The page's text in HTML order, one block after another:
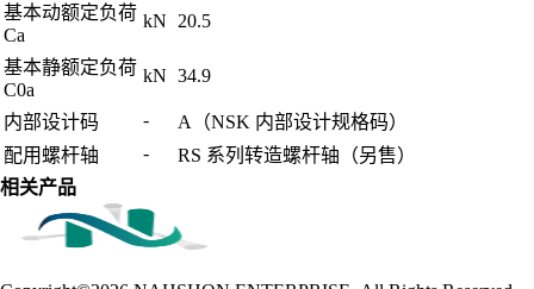
基本动额定负荷
Ca
kN 20.5
基本静额定负荷
C0a
kN 34.9
内部设计码 -
A（NSK 内部设计规格码）
配用螺杆轴
-
RS 系列转造螺杆轴（另售）
相关产品